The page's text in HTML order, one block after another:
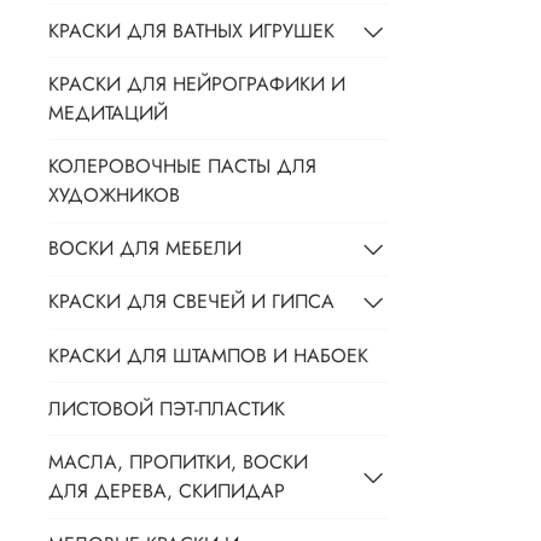
КРАСКИ ДЛЯ ВАТНЫХ ИГРУШЕК
КРАСКИ ДЛЯ НЕЙРОГРАФИКИ И
МЕДИТАЦИЙ
КОЛЕРОВОЧНЫЕ ПАСТЫ ДЛЯ
ХУДОЖНИКОВ
ВОСКИ ДЛЯ МЕБЕЛИ
КРАСКИ ДЛЯ СВЕЧЕЙ И ГИПСА
КРАСКИ ДЛЯ ШТАМПОВ И НАБОЕК
ЛИСТОВОЙ ПЭТ-ПЛАСТИК
МАСЛА, ПРОПИТКИ, ВОСКИ
ДЛЯ ДЕРЕВА, СКИПИДАР